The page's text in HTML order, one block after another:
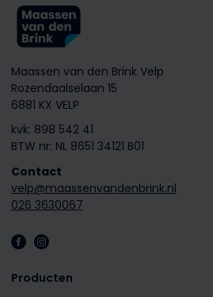
Maassen van den Brink Velp
Rozendaalselaan 15
6881 KX VELP
kvk: 898 542 41
BTW nr: NL 8651 34121 B01
Contact
velp@maassenvandenbrink.nl
026 3630067
Producten